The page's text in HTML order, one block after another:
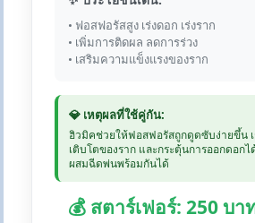
• ฟอสฟอรัสสูง เร่งดอก เร่งราก
• เพิ่มการติดผล ลดการร่วง
• เสริมความแข็งแรงของราก
💎 เหตุผลที่ใช้คู่กัน:
ฮิวมิคช่วยให้ฟอสฟอรัสถูกดูดซับง่ายขึ้น เ
เติบโตของราก และกระตุ้นการออกดอกไ
ผสมฉีดพ่นพร้อมกันได้
💰 สตาร์เฟอร์: 250 บ